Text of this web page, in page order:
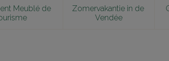
Meublé de
Zomervakantie in de
Vendée